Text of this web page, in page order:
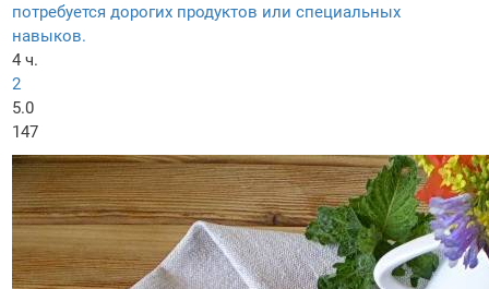
потребуется дорогих продуктов или специальных
навыков.
4 ч.
2
5.0
147